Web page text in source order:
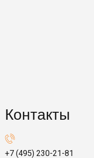
Контакты
+7 (495) 230-21-81